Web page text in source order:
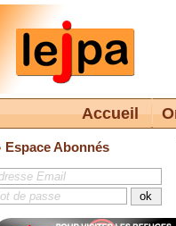
Accueil
Espace Abonnés